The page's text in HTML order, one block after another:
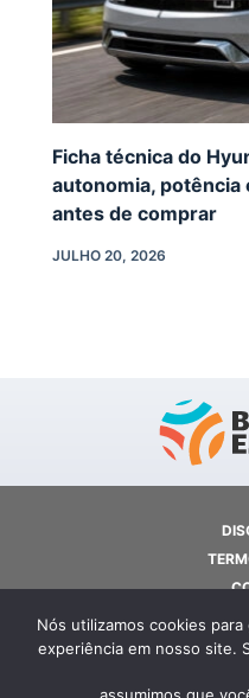
Ficha técnica do
autonomia, potência
antes de comprar
JULHO 20, 2026
POLÍTICA
COPYRIGHT © 2026 -
Nós utilizamos cookies
experiência em nosso site.
assumimos que